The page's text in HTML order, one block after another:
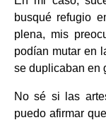
busqué refugio
plena, mis
podían mutar en
se duplicaban en
No sé si las
puedo afirmar